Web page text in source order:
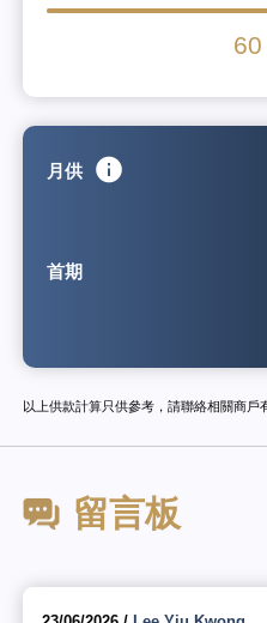
60
月供
首期
以上供款計算只供參考，請聯絡相關商戶
留言板